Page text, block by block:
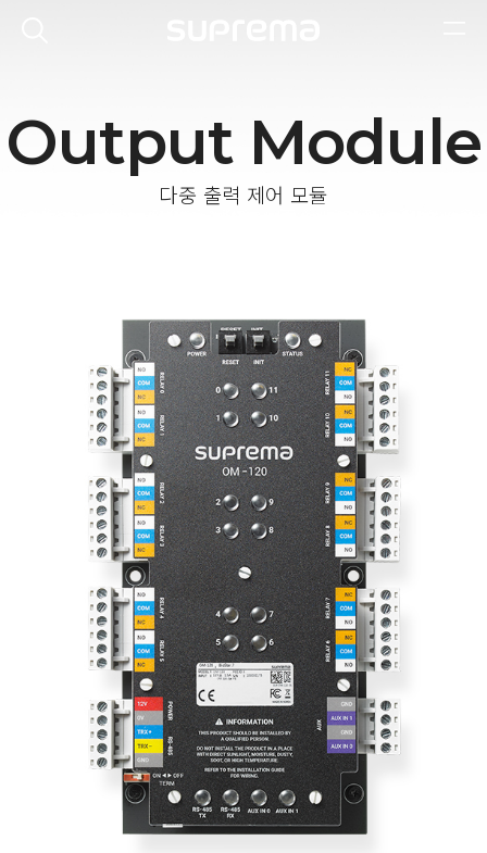
Output Module
다중 출력 제어 모듈